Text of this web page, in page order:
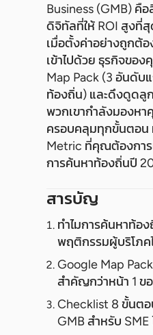
Business (GMB) คื
ดิจิทัลที่ให้ ROI สูงที่
เมื่อตั้งค่าอย่างถูกต้อ
เข้าไปด้วย ธุรกิจขอ
Map Pack (3 อันดับ
ท้องถิ่น) และดึงดูดลู
พวกเขากำลังมองห
ครอบคลุมทุกขั้นตอน
Metric ที่คุณต้องกา
การค้นหาท้องถิ่นปี
สารบัญ
ทำไมการค้นหาท้อ
พฤติกรรมผู้บริโภค
Google Map
สำคัญกว่าหน้า 1 ข
Checklist 8 ขั้นต
GMB สำหรับ SME